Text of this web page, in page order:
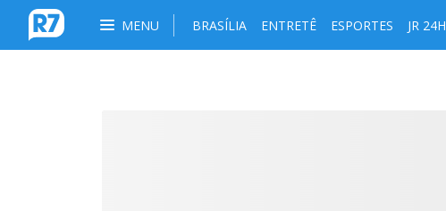
MENU BRASÍLIA ENTRETÊ ESPORTES JR 24H